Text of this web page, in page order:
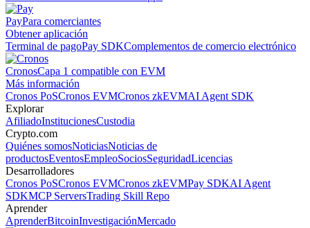
PayPara comerciantes
Obtener aplicación
Terminal de pagoPay SDKComplementos de comercio electrónico
CronosCapa 1 compatible con EVM
Más información
Cronos PoSCronos EVMCronos zkEVMAI Agent SDK
Explorar
AfiliadoInstitucionesCustodia
Crypto.com
Quiénes somosNoticiasNoticias de
productosEventosEmpleoSociosSeguridadLicencias
Desarrolladores
Cronos PoSCronos EVMCronos zkEVMPay SDKAI Agent
SDKMCP ServersTrading Skill Repo
Aprender
AprenderBitcoinInvestigaciónMercado